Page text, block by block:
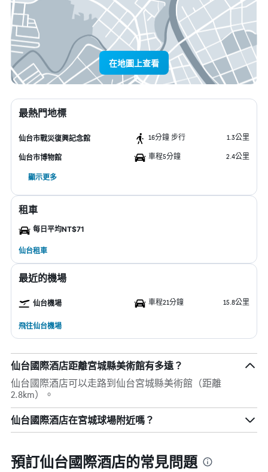
在地圖上查看
最熱門地標
仙台市戰災復興記念館 16分鐘 步行 1.3公里
仙台市博物館 車程5分鐘 2.4公里
顯示更多
租車
每日平均NT$71
仙台租車
最近的機場
仙台機場 車程21分鐘 15.8公里
飛往仙台機場
仙台國際酒店距離宮城縣美術館有多遠？
仙台國際酒店可以走路到仙台宮城縣美術館（距離
2.8km）。
仙台國際酒店在宮城球場附近嗎？
預訂仙台國際酒店的常見問題